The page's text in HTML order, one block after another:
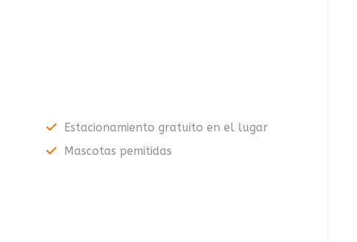
Estacionamiento gratuito en el lugar
Mascotas pemitidas